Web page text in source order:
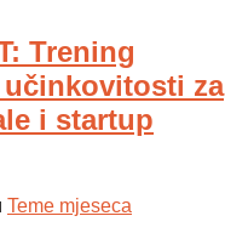
Trening
učinkovitosti za
i startup
Teme mjeseca